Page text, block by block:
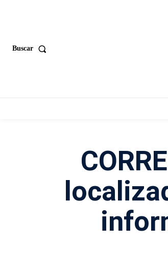
Buscar